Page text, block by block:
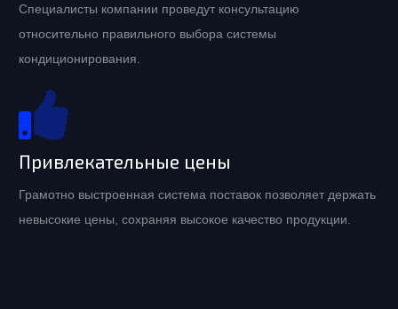
Специалисты компании проведут консультацию
относительно правильного выбора системы
кондиционирования.
Привлекательные цены
Грамотно выстроенная система поставок позволяет держать
невысокие цены, сохраняя высокое качество продукции.